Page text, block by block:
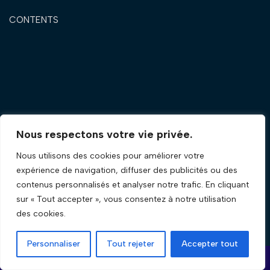
Nous respectons votre vie privée.
Nous utilisons des cookies pour améliorer votre
expérience de navigation, diffuser des publicités ou des
contenus personnalisés et analyser notre trafic. En cliquant
sur « Tout accepter », vous consentez à notre utilisation
des cookies.
Personnaliser Tout rejeter Accepter tout
CONTENTS
Neve | Propulsé parWordPress